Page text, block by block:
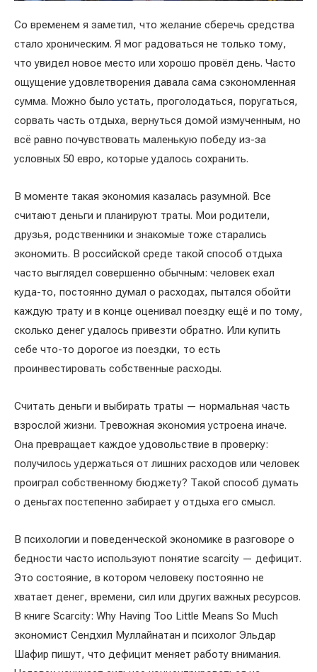
Со временем я заметил, что желание сберечь средства
стало хроническим. Я мог радоваться не только тому,
что увидел новое место или хорошо провёл день. Часто
ощущение удовлетворения давала сама сэкономленная
сумма. Можно было устать, проголодаться, поругаться,
сорвать часть отдыха, вернуться домой измученным, но
всё равно почувствовать маленькую победу из-за
условных 50 евро, которые удалось сохранить.
В моменте такая экономия казалась разумной. Все
считают деньги и планируют траты. Мои родители,
друзья, родственники и знакомые тоже старались
экономить. В российской среде такой способ отдыха
часто выглядел совершенно обычным: человек ехал
куда-то, постоянно думал о расходах, пытался обойти
каждую трату и в конце оценивал поездку ещё и по тому,
сколько денег удалось привезти обратно. Или купить
себе что-то дорогое из поездки, то есть
проинвестировать собственные расходы.
Считать деньги и выбирать траты — нормальная часть
взрослой жизни. Тревожная экономия устроена иначе.
Она превращает каждое удовольствие в проверку:
получилось удержаться от лишних расходов или человек
проиграл собственному бюджету? Такой способ думать
о деньгах постепенно забирает у отдыха его смысл.
В психологии и поведенческой экономике в разговоре о
бедности часто используют понятие scarcity — дефицит.
Это состояние, в котором человеку постоянно не
хватает денег, времени, сил или других важных ресурсов.
В книге Scarcity: Why Having Too Little Means So Much
экономист Сендхил Муллайнатан и психолог Эльдар
Шафир пишут, что дефицит меняет работу внимания.